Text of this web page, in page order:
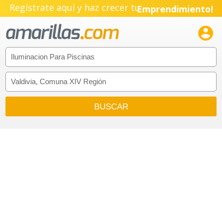
Regístrate aquí y haz crecer tuEmprendimiento!
